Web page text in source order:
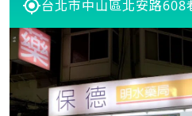
台北市中山區北安路608